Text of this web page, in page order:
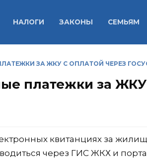
НАЛОГИ ЗАКОНЫ СЕМЬЯМ
ЗА ЖКУ С ОПЛАТОЙ ЧЕРЕЗ
платежки за
квитанциях за
через ГИС ЖКХ и